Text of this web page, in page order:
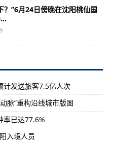
？”6月24日傍晚在沈阳桃仙国
计发送旅客7.5亿人次
脉”重构沿线城市版图
率已达77.6%
入境人员